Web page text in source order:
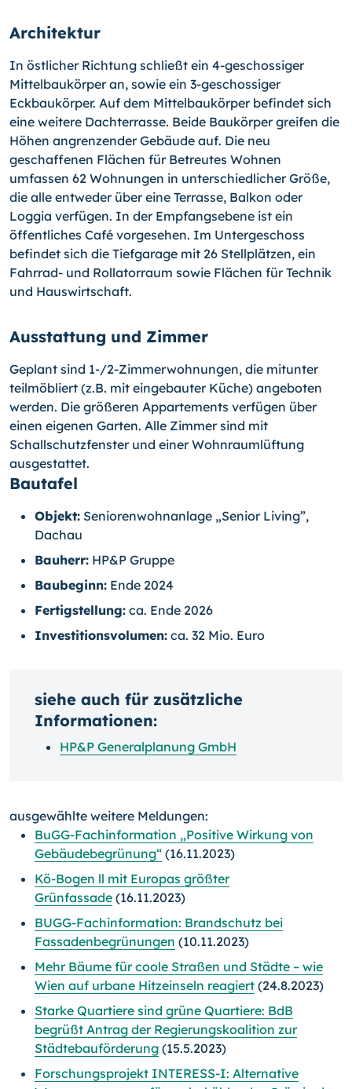
Architektur
In östlicher Richtung schließt ein 4-geschossiger
Mittelbaukörper an, sowie ein 3-geschossiger
Eckbaukörper. Auf dem Mittelbaukörper befindet sich
eine weitere Dachterrasse. Beide Baukörper greifen die
Höhen angrenzender Gebäude auf. Die neu
geschaffenen Flächen für Betreutes Wohnen
umfassen 62 Wohnungen in unterschiedlicher Größe,
die alle entweder über eine Terrasse, Balkon oder
Loggia verfügen. In der Empfangsebene ist ein
öffentliches Café vorgesehen. Im Untergeschoss
befindet sich die Tiefgarage mit 26 Stellplätzen, ein
Fahrrad- und Rollatorraum sowie Flächen für Technik
und Hauswirtschaft.
Ausstattung und Zimmer
Geplant sind 1-/2-Zimmerwohnungen, die mitunter
teilmöbliert (z.B. mit eingebauter Küche) angeboten
werden. Die größeren Appartements verfügen über
einen eigenen Garten. Alle Zimmer sind mit
Schallschutzfenster und einer Wohnraumlüftung
ausgestattet.
Bautafel
Objekt: Seniorenwohnanlage „Senior Living”,
Dachau
Bauherr: HP&P Gruppe
Baubeginn: Ende 2024
Fertigstellung: ca. Ende 2026
Investitionsvolumen: ca. 32 Mio. Euro
siehe auch für zusätzliche
Informationen:
HP&P Generalplanung GmbH
ausgewählte weitere Meldungen:
BuGG-Fachinformation „Positive Wirkung von
Gebäudebegrünung“ (16.11.2023)
Kö-Bogen ll mit Europas größter
Grünfassade (16.11.2023)
BUGG-Fachinformation: Brandschutz bei
Fassadenbegrünungen (10.11.2023)
Mehr Bäume für coole Straßen und Städte – wie
Wien auf urbane Hitzeinseln reagiert (24.8.2023)
Starke Quartiere sind grüne Quartiere: BdB
begrüßt Antrag der Regierungskoalition zur
Städtebauförderung (15.5.2023)
Forschungsprojekt INTERESS-I: Alternative